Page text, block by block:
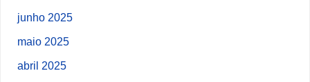
junho 2025
maio 2025
abril 2025